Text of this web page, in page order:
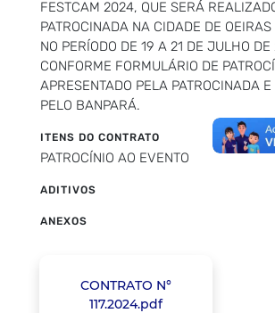
FESTCAM 2024, QUE SERÁ
PATROCINADA NA CIDADE DE
NO PERÍODO DE 19 A 21 DE JULHO
CONFORME FORMULÁRIO DE
APRESENTADO PELA PATROCINADA
PELO BANPARÁ.
ITENS DO CONTRATO
PATROCÍNIO AO EVENTO
ADITIVOS
ANEXOS
CONTRATO N°
117.2024.pdf